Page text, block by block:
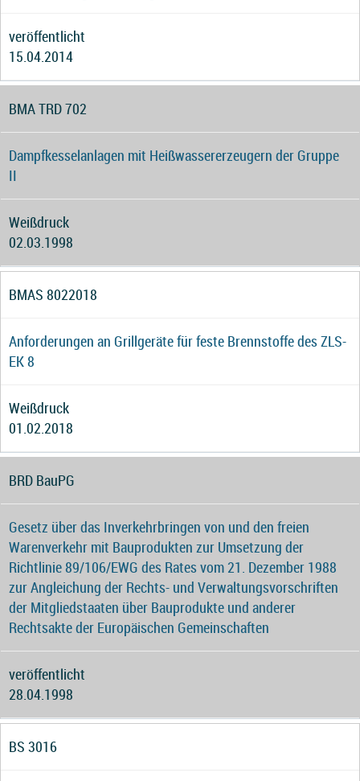
veröffentlicht
15.04.2014
BMA TRD 702
Dampfkesselanlagen mit Heißwassererzeugern der Gruppe
II
Weißdruck
02.03.1998
BMAS 8022018
Anforderungen an Grillgeräte für feste Brennstoffe des ZLS-
EK 8
Weißdruck
01.02.2018
BRD BauPG
Gesetz über das Inverkehrbringen von und den freien
Warenverkehr mit Bauprodukten zur Umsetzung der
Richtlinie 89/106/EWG des Rates vom 21. Dezember 1988
zur Angleichung der Rechts- und Verwaltungsvorschriften
der Mitgliedstaaten über Bauprodukte und anderer
Rechtsakte der Europäischen Gemeinschaften
veröffentlicht
28.04.1998
BS 3016